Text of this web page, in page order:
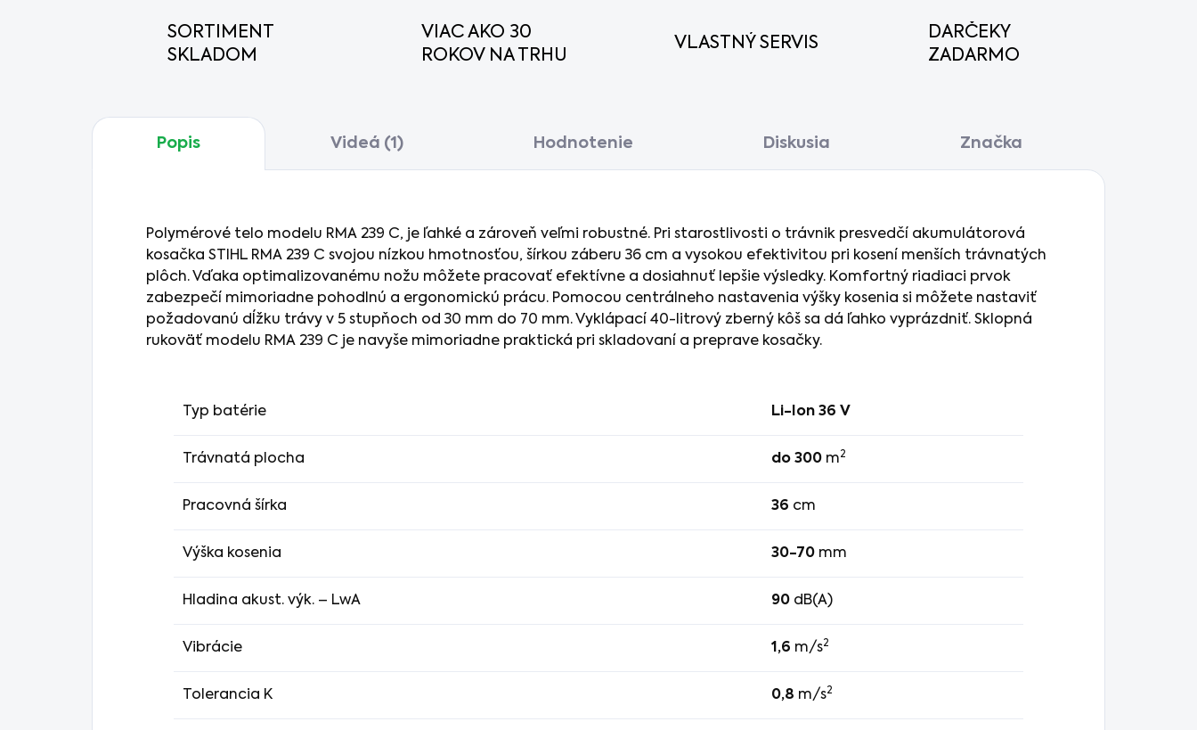
SORTIMENT
SKLADOM
VIAC AKO 30
ROKOV NA TRHU
VLASTNÝ SERVIS
DARČEKY
ZADARMO
Popis Videá (1) Hodnotenie Diskusia Značka
Polymérové telo modelu RMA 239 C, je ľahké a zároveň veľmi robustné. Pri starostlivosti o trávnik presvedčí akumulátorová
kosačka STIHL RMA 239 C svojou nízkou hmotnosťou, šírkou záberu 36 cm a vysokou efektivitou pri kosení menších trávnatých
plôch. Vďaka optimalizovanému nožu môžete pracovať efektívne a dosiahnuť lepšie výsledky. Komfortný riadiaci prvok
zabezpečí mimoriadne pohodlnú a ergonomickú prácu. Pomocou centrálneho nastavenia výšky kosenia si môžete nastaviť
požadovanú dĺžku trávy v 5 stupňoch od 30 mm do 70 mm. Vyklápací 40-litrový zberný kôš sa dá ľahko vyprázdniť. Sklopná
rukoväť modelu RMA 239 C je navyše mimoriadne praktická pri skladovaní a preprave kosačky.
Typ batérie Li-Ion 36 V
Trávnatá plocha do 300 m2
Pracovná šírka 36 cm
Výška kosenia 30-70 mm
Hladina akust. výk. – LwA 90 dB(A)
Vibrácie 1,6 m/s2
Tolerancia K 0,8 m/s2